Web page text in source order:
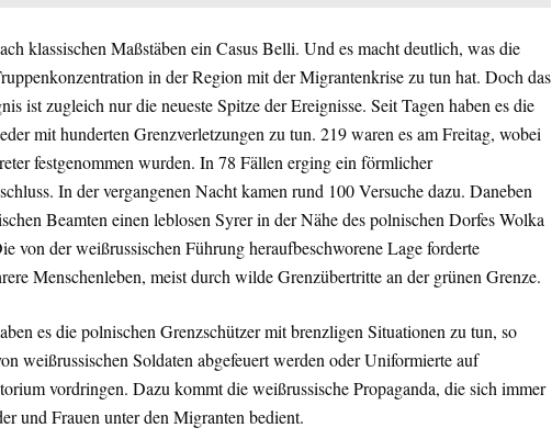
klassischen Maßstäben ein Casus Belli. Und es macht deutlich, was die
in der Region mit der Migrantenkrise zu tun hat. Doch das
ist zugleich nur die neueste Spitze der Ereignisse. Seit Tagen haben es die
mit hunderten Grenzverletzungen zu tun. 219 waren es am Freitag, wobei
festgenommen wurden. In 78 Fällen erging ein förmlicher
In der vergangenen Nacht kamen rund 100 Versuche dazu. Daneben
Beamten einen leblosen Syrer in der Nähe des polnischen Dorfes Wolka
von der weißrussischen Führung heraufbeschworene Lage forderte
Menschenleben, meist durch wilde Grenzübertritte an der grünen Grenze.
es die polnischen Grenzschützer mit brenzligen Situationen zu tun, so
weißrussischen Soldaten abgefeuert werden oder Uniformierte auf
vordringen. Dazu kommt die weißrussische Propaganda, die sich immer
und Frauen unter den Migranten bedient.